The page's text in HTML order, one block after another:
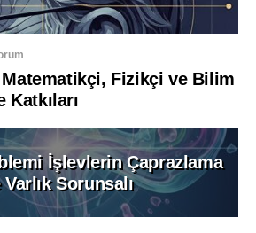
Fizikçi ve Bilim
Katkıları
İşlevlerin Çaprazlama
Varlık Sorunsalı